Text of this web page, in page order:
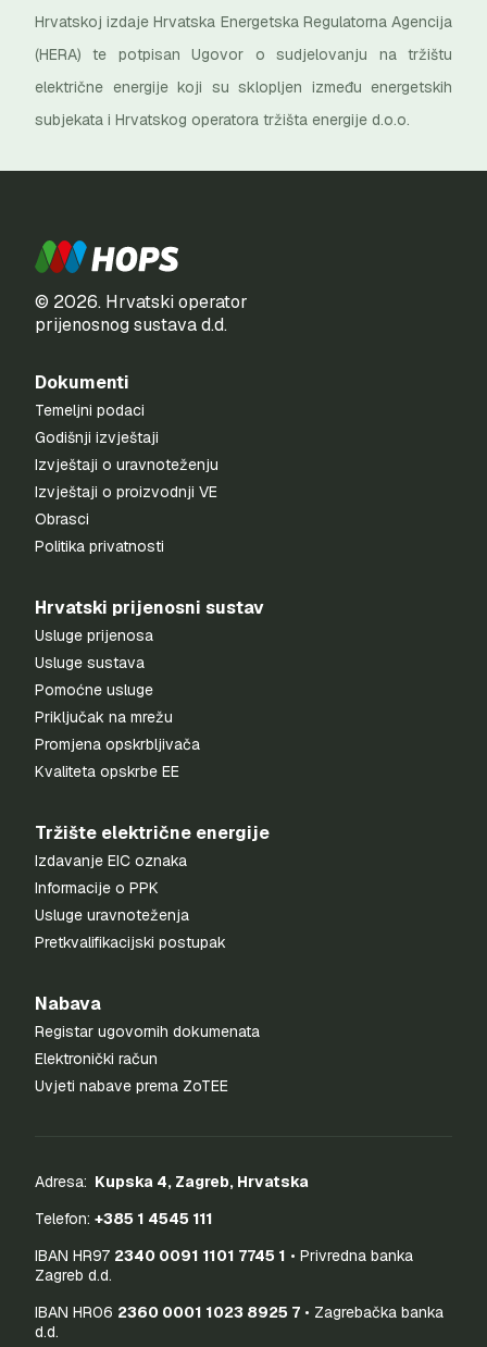
Hrvatskoj izdaje Hrvatska Energetska Regulatorna Agencija
(HERA) te potpisan Ugovor o sudjelovanju na tržištu
električne energije koji su sklopljen između energetskih
subjekata i Hrvatskog operatora tržišta energije d.o.o.
© 2026. Hrvatski operator
prijenosnog sustava d.d.
Dokumenti
Temeljni podaci
Godišnji izvještaji
Izvještaji o uravnoteženju
Izvještaji o proizvodnji VE
Obrasci
Politika privatnosti
Hrvatski prijenosni sustav
Usluge prijenosa
Usluge sustava
Pomoćne usluge
Priključak na mrežu
Promjena opskrbljivača
Kvaliteta opskrbe EE
Tržište električne energije
Izdavanje EIC oznaka
Informacije o PPK
Usluge uravnoteženja
Pretkvalifikacijski postupak
Nabava
Registar ugovornih dokumenata
Elektronički račun
Uvjeti nabave prema ZoTEE
Adresa: Kupska 4, Zagreb, Hrvatska
Telefon: +385 1 4545 111
IBAN HR97 2340 0091 1101 7745 1 • Privredna banka
Zagreb d.d.
IBAN HR06 2360 0001 1023 8925 7 • Zagrebačka banka
d.d.